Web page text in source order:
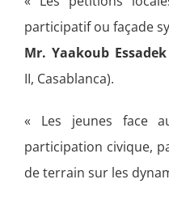
participatif ou façade
Mr. Yaakoub
II, Casablanca).
« Les jeunes face
participation civique,
de terrain sur les